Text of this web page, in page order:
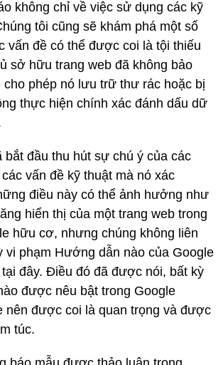
không chỉ về việc sử dụng các kỹ
tôi cũng sẽ khám phá một số
vấn đề có thể được coi là tội thiếu
sở hữu trang web đã không bảo
cho phép nó lưu trữ thư rác hoặc bị
thực hiện chính xác đánh dấu dữ
bắt đầu thu hút sự chú ý của các
vấn đề kỹ thuật mà nó xác
điều này có thể ảnh hưởng như
hiển thị của một trang web trong
hữu cơ, nhưng chúng không liên
vi phạm Hướng dẫn nào của Google
đây. Điều đó đã được nói, bất kỳ
được nêu bật trong Google
nên được coi là quan trọng và được
túc.